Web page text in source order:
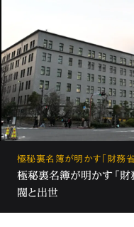
極秘裏名簿が明かす「財務
極秘裏名簿が明かす「財
閥と出世